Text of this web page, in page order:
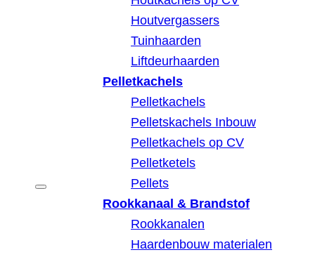
Houtvergassers
Tuinhaarden
Liftdeurhaarden
Pelletkachels
Pelletkachels
Pelletskachels Inbouw
Pelletkachels op CV
Pelletketels
Pellets
Rookkanaal & Brandstof
Rookkanalen
Haardenbouw materialen